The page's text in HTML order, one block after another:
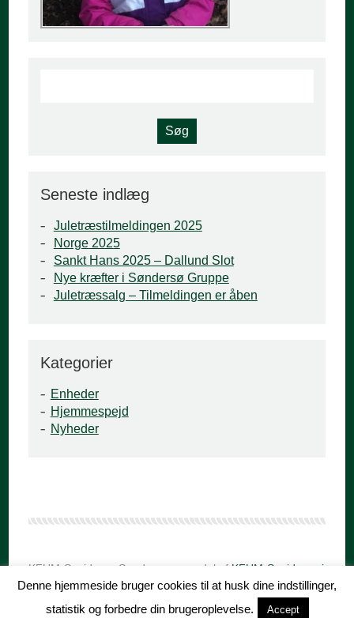
Seneste indlæg
Juletræstilmeldingen 2025
Norge 2025
Sankt Hans 2025 – Dallund Slot
Nye kræfter i Søndersø Gruppe
Juletræssalg – Tilmeldingen er åben
Kategorier
Enheder
Hjemmespejd
Nyheder
KFUM-Spejderne Søndersø er en del af KFUM-Spejderne i
Danmark·Besøg os på Facebook
Denne hjemmeside bruger cookies til at husk dine indstillinger,
statistik og forbedre din brugeroplevelse.
Accept